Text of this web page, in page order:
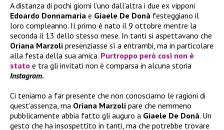
A distanza di pochi giorni l’uno dall’altra i due ex vipponi
Edoardo Donnamaria e Giaele De Donà festeggiano il
loro compleanno. Il primo è nato il 9 ottobre mentre la
seconda il 13 dello stesso mese. In tanti si aspettavano che
Oriana Marzoli presenziasse sì a entrambi, ma in particolare
alla festa della sua amica. Purtroppo però così non è
stato e tra gli invitati non è comparsa in alcuna storia
Instagram.
Ci teniamo a far presente che non conosciamo le ragioni di
quest’assenza, ma Oriana Marzoli pare che nemmeno
pubblicamente abbia fatto gli auguro a Giaele De Donà. Un
gesto che ha insospettito in tanti, ma che potrebbe trovare